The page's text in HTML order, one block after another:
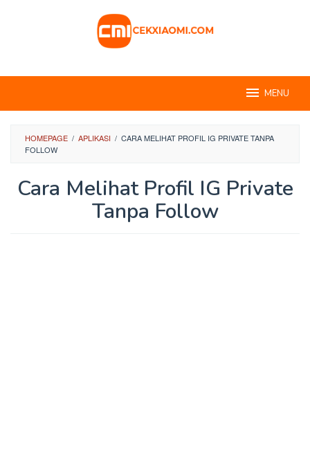
MENU
HOMEPAGE / APLIKASI / CARA MELIHAT PROFIL IG PRIVATE TANPA
FOLLOW
Cara Melihat Profil IG Private
Tanpa Follow